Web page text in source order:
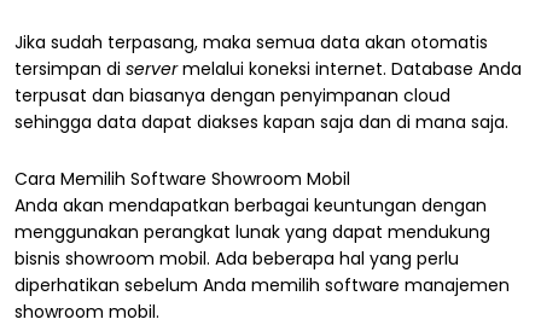
Jika sudah terpasang, maka semua data akan otomatis
tersimpan di servermelalui koneksi internet. Database Anda
terpusat dan biasanya dengan penyimpanan cloud
sehingga data dapat diakses kapan saja dan di mana saja.
Cara Memilih Software Showroom Mobil
Anda akan mendapatkan berbagai keuntungan dengan
menggunakan perangkat lunak yang dapat mendukung
bisnis showroom mobil. Ada beberapa hal yang perlu
diperhatikan sebelum Anda memilih software manajemen
showroom mobil.